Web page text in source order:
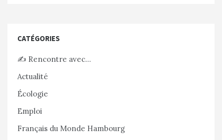
CATÉGORIES
✍️ Rencontre avec…
Actualité
Écologie
Emploi
Français du Monde Hambourg